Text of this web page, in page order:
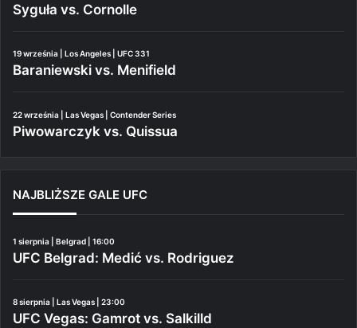
Syguła vs. Cornolle
19 września | Los Angeles | UFC 331
Baraniewski vs. Menifield
22 września | Las Vegas | Contender Series
Piwowarczyk vs. Quissua
NAJBLIŻSZE GALE UFC
1 sierpnia | Belgrad | 16:00
UFC Belgrad: Medić vs. Rodriguez
8 sierpnia | Las Vegas | 23:00
UFC Vegas: Gamrot vs. Salkilld